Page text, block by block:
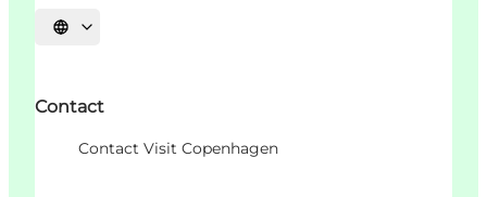
Sprache auswählen
Contact
Contact Visit Copenhagen